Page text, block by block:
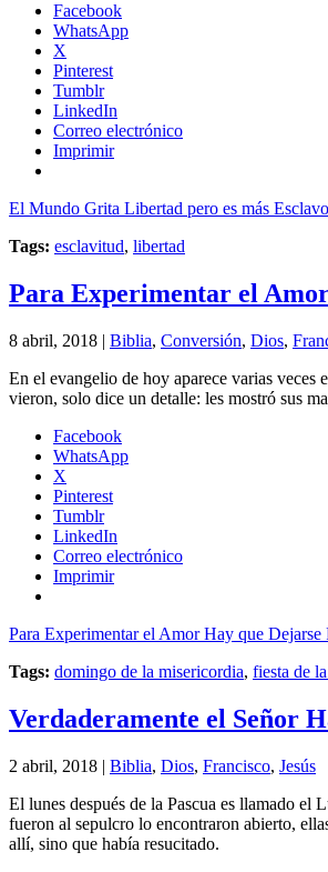
Facebook
WhatsApp
X
Pinterest
Tumblr
LinkedIn
Correo electrónico
Imprimir
El Mundo Grita Libertad pero es más
Tags: esclavitud, libertad
Para Experimentar el
8 abril, 2018 | Biblia, Conversión, Dios,
En el evangelio de hoy aparece varias
vieron, solo dice un detalle: les mostró sus
Facebook
WhatsApp
X
Pinterest
Tumblr
LinkedIn
Correo electrónico
Imprimir
Para Experimentar el Amor Hay que Dejarse
Tags: domingo de la misericordia, fiesta de
Verdaderamente el Señor
2 abril, 2018 | Biblia, Dios, Francisco, Jesús
El lunes después de la Pascua es llamado el
fueron al sepulcro lo encontraron abierto,
allí, sino que había resucitado.